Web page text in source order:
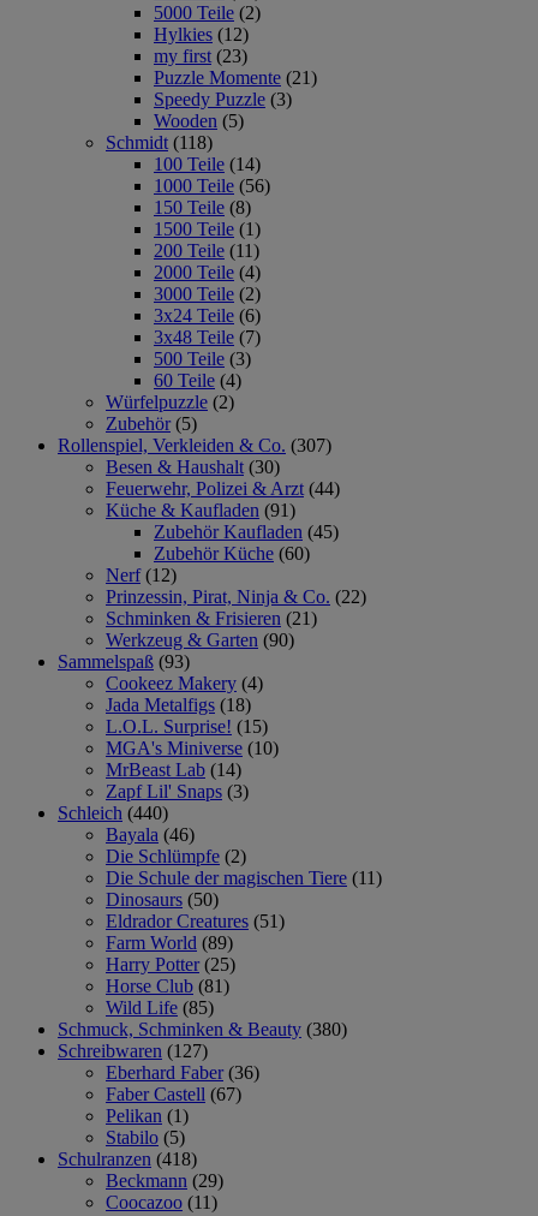
5000 Teile (2)
Hylkies (12)
my first (23)
Puzzle Momente (21)
Speedy Puzzle (3)
Wooden (5)
Schmidt (118)
100 Teile (14)
1000 Teile (56)
150 Teile (8)
1500 Teile (1)
200 Teile (11)
2000 Teile (4)
3000 Teile (2)
3x24 Teile (6)
3x48 Teile (7)
500 Teile (3)
60 Teile (4)
Würfelpuzzle (2)
Zubehör (5)
Rollenspiel, Verkleiden & Co. (307)
Besen & Haushalt (30)
Feuerwehr, Polizei & Arzt (44)
Küche & Kaufladen (91)
Zubehör Kaufladen (45)
Zubehör Küche (60)
Nerf (12)
Prinzessin, Pirat, Ninja & Co. (22)
Schminken & Frisieren (21)
Werkzeug & Garten (90)
Sammelspaß (93)
Cookeez Makery (4)
Jada Metalfigs (18)
L.O.L. Surprise! (15)
MGA's Miniverse (10)
MrBeast Lab (14)
Zapf Lil' Snaps (3)
Schleich (440)
Bayala (46)
Die Schlümpfe (2)
Die Schule der magischen Tiere (11)
Dinosaurs (50)
Eldrador Creatures (51)
Farm World (89)
Harry Potter (25)
Horse Club (81)
Wild Life (85)
Schmuck, Schminken & Beauty (380)
Schreibwaren (127)
Eberhard Faber (36)
Faber Castell (67)
Pelikan (1)
Stabilo (5)
Schulranzen (418)
Beckmann (29)
Coocazoo (11)